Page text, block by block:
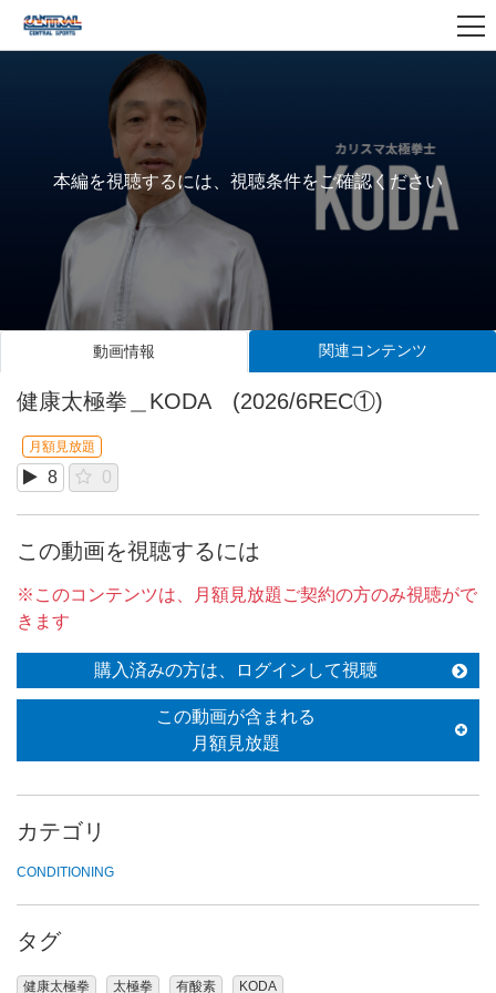
本編を視聴するには、視聴条件をご確認ください
動画情報 関連コンテンツ
健康太極拳＿KODA (2026/6REC①)
月額見放題
8 0
この動画を視聴するには
※このコンテンツは、月額見放題ご契約の方のみ視聴がで
きます
購入済みの方は、ログインして視聴
この動画が含まれる
月額見放題
カテゴリ
CONDITIONING
タグ
健康太極拳 太極拳 有酸素 KODA